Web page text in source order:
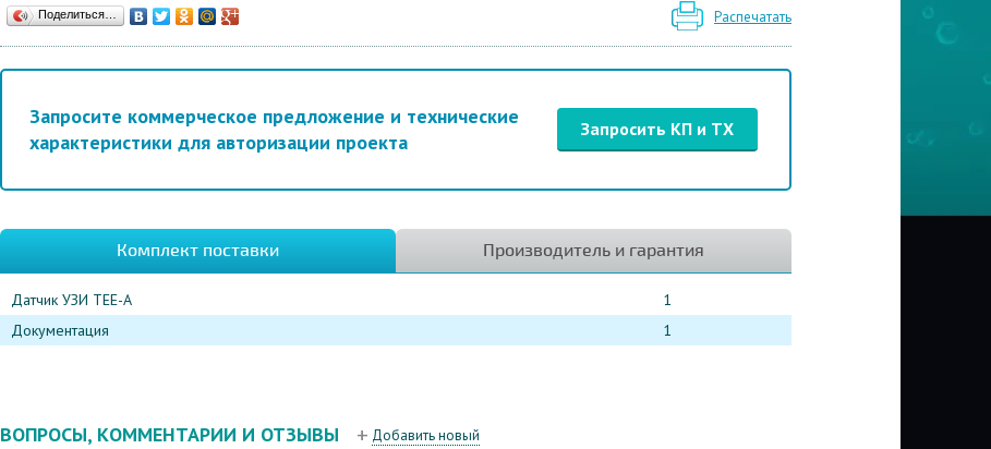
Поделиться… Распечатать
Запросите коммерческое предложение и технические
характеристики для авторизации проекта
Запросить КП и ТХ
Комплект поставки Производитель и гарантия
Датчик УЗИ TEE-A
1
Документация
1
ВОПРОСЫ, КОММЕНТАРИИ И ОТЗЫВЫ Добавить новый